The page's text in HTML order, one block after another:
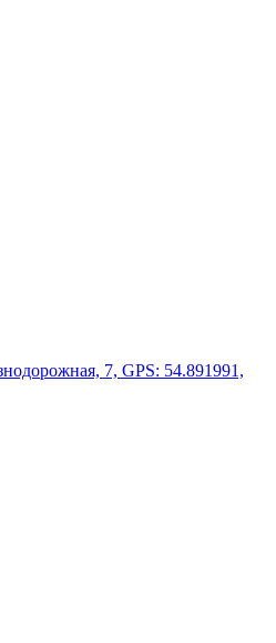
7, GPS: 54.891991,